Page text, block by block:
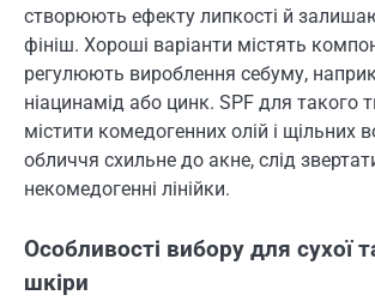
створюють ефекту липкості й
фініш. Хороші варіанти містять
регулюють вироблення себуму,
ніацинамід або цинк. SPF для такого
містити комедогенних олій і щільних
обличчя схильне до акне, слід
некомедогенні лінійки.
Особливості вибору для сухої
шкіри